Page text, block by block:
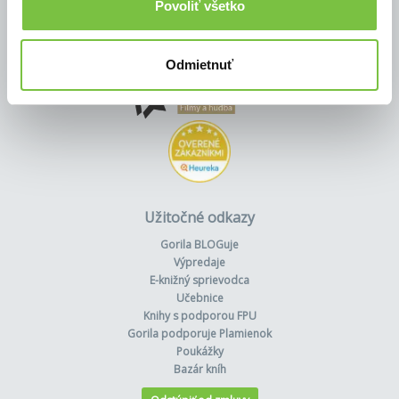
Povoliť všetko
Odmietnuť
Užitočné odkazy
Gorila BLOGuje
Výpredaje
E-knižný sprievodca
Učebnice
Knihy s podporou FPU
Gorila podporuje Plamienok
Poukážky
Bazár kníh